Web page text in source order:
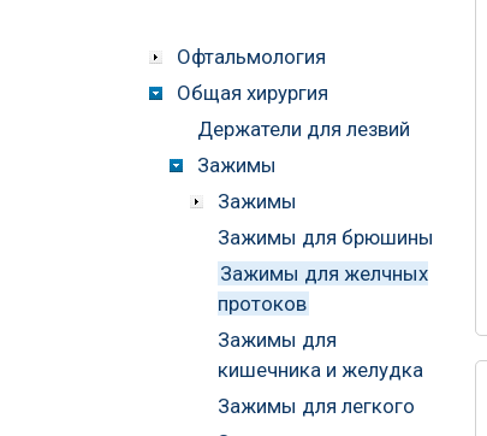
Офтальмология
Общая хирургия
Держатели для лезвий
Зажимы
Зажимы
Зажимы для брюшины
Зажимы для желчных
протоков
Зажимы для
кишечника и желудка
Зажимы для легкого